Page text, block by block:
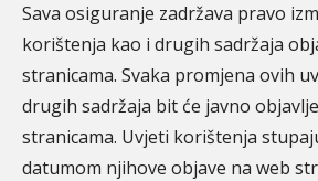
Sava osiguranje zadržava pravo
korištenja kao i drugih sadržaja
stranicama. Svaka promjena ovih
drugih sadržaja bit će javno
stranicama. Uvjeti korištenja
datumom njihove objave na web